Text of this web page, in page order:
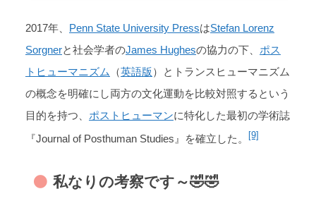
2017年、 Penn State University PressはStefan Lorenz
Sorgnerと社会学者のJames Hughesの協力の下、 ポス
トヒューマニズム
（英語版）とトランスヒューマニズム
の概念を明確にし両方の文化運動を比較対照するという
目的を持つ、 ポストヒューマンに特化した最初の学術誌
『Journal of Posthuman Studies』を確立した。
[9]
私なりの考察です～🤣🤣